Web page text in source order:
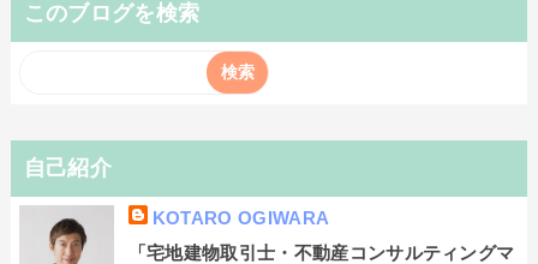
このブログを検索
自己紹介
KOTARO OGIWARA
「宅地建物取引士・不動産コンサルティングマ